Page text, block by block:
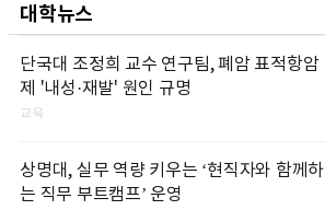
대학뉴스
단국대 조정희 교수 연구팀, 폐암 표적항암
제 '내성·재발' 원인 규명
교육
상명대, 실무 역량 키우는 ‘현직자와 함께하
는 직무 부트캠프’ 운영